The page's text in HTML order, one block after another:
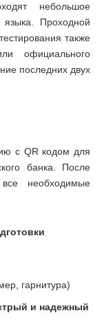
небольшое
языка. Проходной
также
официального
последних двух
с QR кодом для
банка. После
необходимые
гарнитура)
и надежный